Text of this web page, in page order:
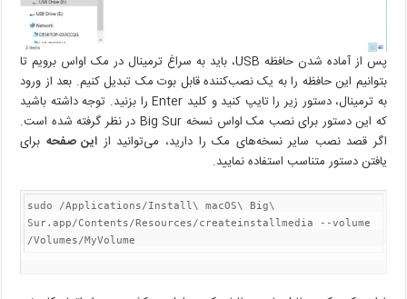
پس از آماده شدن حافظه USB، باید به سراغ ترمینال در مک اواس برویم تا
بتوانیم این حافظه را به یک نصب‌کننده قابل بوت مک تبدیل کنیم. بعد از ورود
به ترمینال، دستور زیر را تایپ کنید و کلید Enter را بزنید. توجه داشته باشید
که این دستور برای نصب مک اواس نسخه Big Sur در نظر گرفته شده است.
اگر قصد نصب سایر نسخه‌های مک را دارید، می‌توانید از این صفحه برای
یافتن دستور متناسب استفاده نمایید.
sudo /Applications/Install\ macOS\ Big\
Sur.app/Contents/Resources/createinstallmedia --volume
/Volumes/MyVolume